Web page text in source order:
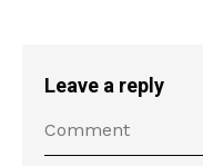
Leave a reply